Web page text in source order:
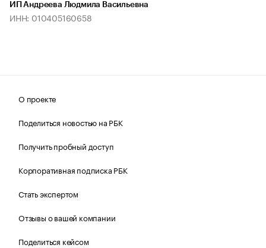
ИП Андреева Людмила Васильевна
ИНН: 010405160658
О проекте
Поделиться новостью на РБК
Получить пробный доступ
Корпоративная подписка РБК
Стать экспертом
Отзывы о вашей компании
Поделиться кейсом